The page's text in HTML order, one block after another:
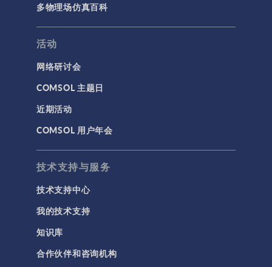
多物理场仿真百科
活动
网络研讨会
COMSOL 主题日
近期活动
COMSOL 用户年会
技术支持与服务
技术支持中心
我的技术支持
知识库
合作伙伴和咨询机构